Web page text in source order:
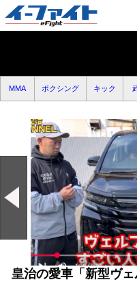
MMA ボクシング キック
皇治の愛車「新型ヴ